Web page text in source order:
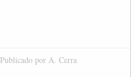
Publicado por A. Cerra